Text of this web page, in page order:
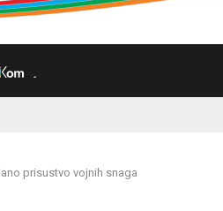
prisustvo vojnih snaga